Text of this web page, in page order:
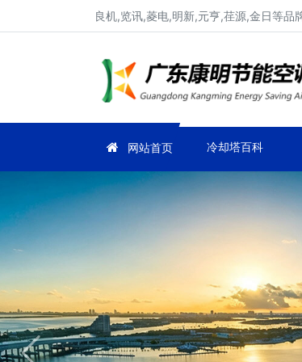
良机,览讯,菱电,明新,元亨,荏源,金日等品
网站首页 冷却塔百科